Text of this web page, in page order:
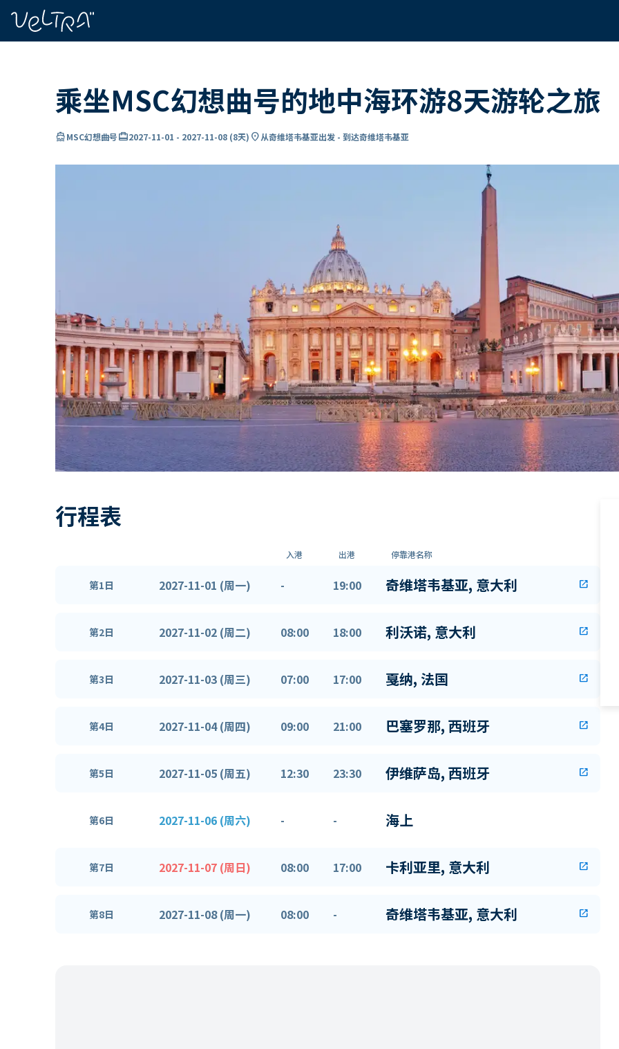
乘坐MSC幻想曲号的地中海环游8天游轮之旅
directions_boatMSC幻想曲号card_travel2027-11-01 - 2027-11-08 (8天) location_on从奇维塔韦基亚出发 - 到达奇维塔韦基亚
行程表
入港 出港 停靠港名称
第1日 2027-11-01 (周一) - 19:00 奇维塔韦基亚, 意大利 open_in_new
第2日 2027-11-02 (周二) 08:00 18:00 利沃诺, 意大利 open_in_new
第3日 2027-11-03 (周三) 07:00 17:00 戛纳, 法国 open_in_new
第4日 2027-11-04 (周四) 09:00 21:00 巴塞罗那, 西班牙 open_in_new
第5日 2027-11-05 (周五) 12:30 23:30 伊维萨岛, 西班牙 open_in_new
第6日 2027-11-06 (周六) - - 海上
第7日 2027-11-07 (周日) 08:00 17:00 卡利亚里, 意大利 open_in_new
第8日 2027-11-08 (周一) 08:00 - 奇维塔韦基亚, 意大利 open_in_new